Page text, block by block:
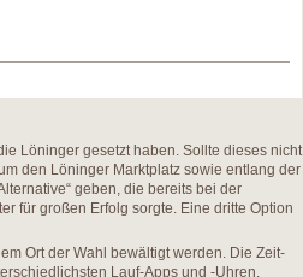
Löninger gesetzt haben. Sollte dieses nicht
den Löninger Marktplatz sowie entlang der
geben, die bereits bei der
für großen Erfolg sorgte. Eine dritte Option
Ort der Wahl bewältigt werden. Die Zeit-
Lauf-Apps und -Uhren.